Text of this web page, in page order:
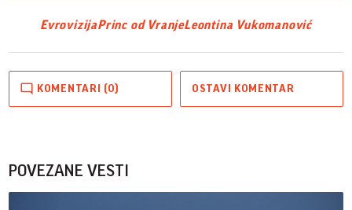
EvrovizijaPrinc od VranjeLeontina Vukomanović
KOMENTARI (0) OSTAVI KOMENTAR
POVEZANE VESTI